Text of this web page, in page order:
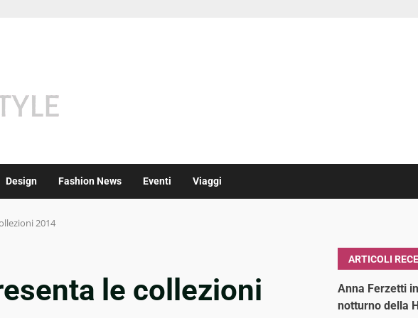
Design Fashion News Eventi Viaggi
2014
le collezioni
ARTICOLI
Anna Ferzetti
notturno della